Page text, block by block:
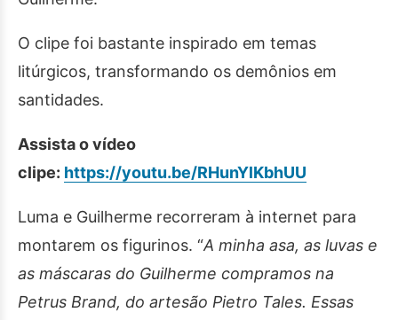
O clipe foi bastante inspirado em temas
litúrgicos, transformando os demônios em
santidades.
Assista o vídeo
clipe: https://youtu.be/RHunYlKbhUU
Luma e Guilherme recorreram à internet para
montarem os figurinos. “A minha asa, as luvas e
as máscaras do Guilherme compramos na
Petrus Brand, do artesão Pietro Tales. Essas